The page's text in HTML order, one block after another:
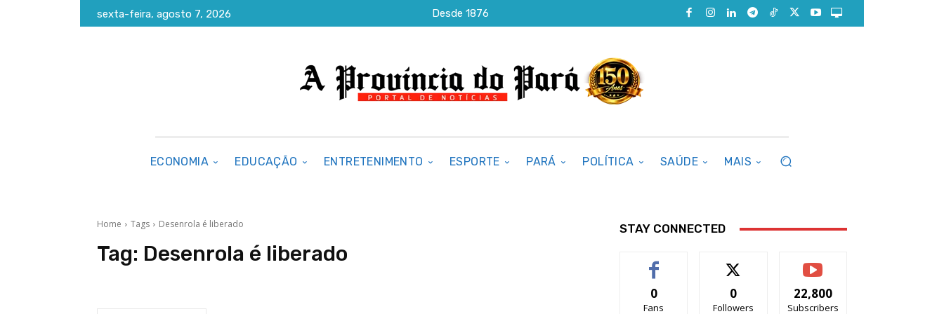
sexta-feira, agosto 7, 2026 Desde 1876
ECONOMIA EDUCAÇÃO ENTRETENIMENTO ESPORTE PARÁ POLÍTICA SAÚDE MAIS
Home Tags Desenrola é liberado
Tag: Desenrola é liberado
STAY CONNECTED
0
Fans
0
Followers
22,800
Subscribers